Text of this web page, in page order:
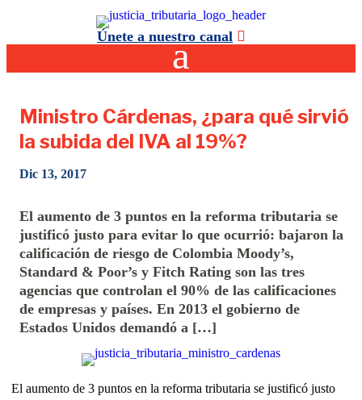
Únete a nuestro canal
Ministro Cárdenas, ¿para qué sirvió
la subida del IVA al 19%?
Dic 13, 2017
El aumento de 3 puntos en la reforma tributaria se
justificó justo para evitar lo que ocurrió: bajaron la
calificación de riesgo de Colombia Moody’s,
Standard & Poor’s y Fitch Rating son las tres
agencias que controlan el 90% de las calificaciones
de empresas y países. En 2013 el gobierno de
Estados Unidos demandó a […]
El aumento de 3 puntos en la reforma tributaria se justificó justo